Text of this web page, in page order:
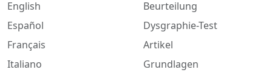
English
Español
Français
Italiano
Beurteilung
Dysgraphie-Test
Artikel
Grundlagen